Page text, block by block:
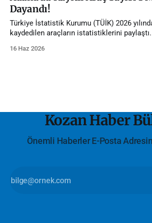
Dayandı!
Türkiye İstatistik Kurumu (TÜİK) 2026
kaydedilen araçların istatistiklerini
16 Haz 2026
Kozan Haber
Önemli Haberler E-Posta